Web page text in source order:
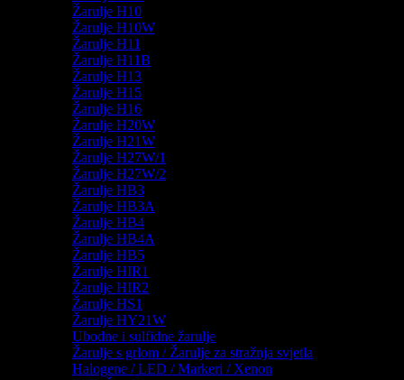
Žarulje H10
Žarulje H10W
Žarulje H11
Žarulje H11B
Žarulje H13
Žarulje H15
Žarulje H16
Žarulje H20W
Žarulje H21W
Žarulje H27W/1
Žarulje H27W/2
Žarulje HB3
Žarulje HB3A
Žarulje HB4
Žarulje HB4A
Žarulje HB5
Žarulje HIR1
Žarulje HIR2
Žarulje HS1
Žarulje HY21W
Ubodne i sulfidne žarulje
Žarulje s grlom / Žarulje za stražnja svjetla
Halogene / LED / Markeri / Xenon